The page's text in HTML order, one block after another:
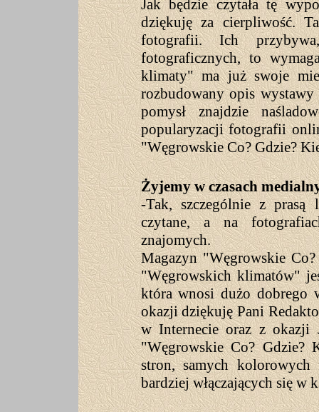
Jak będzie czytała tę
dziękuję za cierpliwość.
fotografii. Ich
fotograficznych, to
klimaty" ma już swoje
rozbudowany opis
pomysł znajdzie
popularyzacji fotografii
"Węgrowskie Co? Gdzie?
Żyjemy w czasach
-Tak, szczególnie z
czytane, a na
znajomych.
Magazyn "Węgrowskie
"Węgrowskich klimatów"
która wnosi dużo dobrego
okazji dziękuję Pani
w Internecie oraz z
"Węgrowskie Co? Gdzie?
stron, samych
bardziej włączających się w